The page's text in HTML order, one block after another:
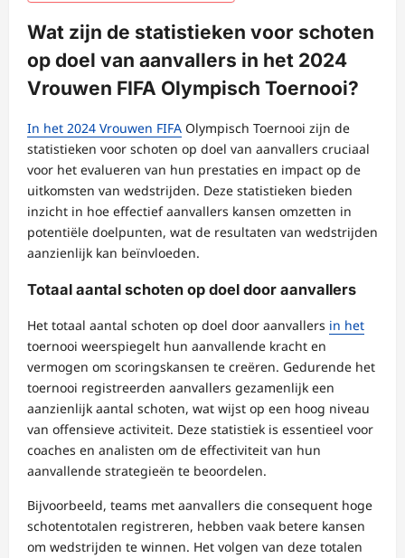
Wat zijn de statistieken voor schoten
op doel van aanvallers in het 2024
Vrouwen FIFA Olympisch Toernooi?
In het 2024 Vrouwen FIFA Olympisch Toernooi zijn de
statistieken voor schoten op doel van aanvallers cruciaal
voor het evalueren van hun prestaties en impact op de
uitkomsten van wedstrijden. Deze statistieken bieden
inzicht in hoe effectief aanvallers kansen omzetten in
potentiële doelpunten, wat de resultaten van wedstrijden
aanzienlijk kan beïnvloeden.
Totaal aantal schoten op doel door aanvallers
Het totaal aantal schoten op doel door aanvallers in het
toernooi weerspiegelt hun aanvallende kracht en
vermogen om scoringskansen te creëren. Gedurende het
toernooi registreerden aanvallers gezamenlijk een
aanzienlijk aantal schoten, wat wijst op een hoog niveau
van offensieve activiteit. Deze statistiek is essentieel voor
coaches en analisten om de effectiviteit van hun
aanvallende strategieën te beoordelen.
Bijvoorbeeld, teams met aanvallers die consequent hoge
schotentotalen registreren, hebben vaak betere kansen
om wedstrijden te winnen. Het volgen van deze totalen